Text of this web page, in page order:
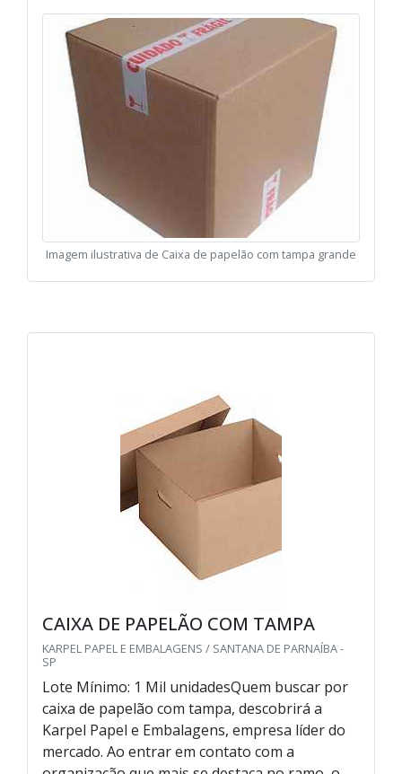
Imagem ilustrativa de Caixa de papelão com tampa grande
CAIXA DE PAPELÃO COM TAMPA
KARPEL PAPEL E EMBALAGENS / SANTANA DE PARNAÍBA -
SP
Lote Mínimo: 1 Mil unidadesQuem buscar por
caixa de papelão com tampa, descobrirá a
Karpel Papel e Embalagens, empresa líder do
mercado. Ao entrar em contato com a